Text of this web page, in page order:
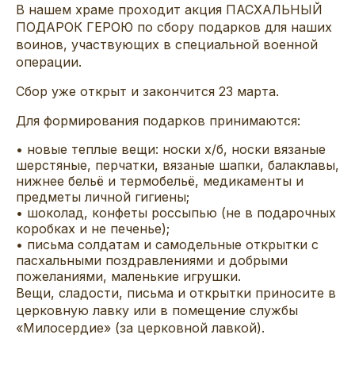
В нашем храме проходит акция ПАСХАЛЬНЫЙ
ПОДАРОК ГЕРОЮ по сбору подарков для наших
воинов, участвующих в специальной военной
операции.
Сбор уже открыт и закончится 23 марта.
Для формирования подарков принимаются:
• новые теплые вещи: носки х/б, носки вязаные
шерстяные, перчатки, вязаные шапки, балаклавы,
нижнее бельё и термобельё, медикаменты и
предметы личной гигиены;
• шоколад, конфеты россыпью (не в подарочных
коробках и не печенье);
• письма солдатам и самодельные открытки с
пасхальными поздравлениями и добрыми
пожеланиями, маленькие игрушки.
Вещи, сладости, письма и открытки приносите в
церковную лавку или в помещение службы
«Милосердие» (за церковной лавкой).